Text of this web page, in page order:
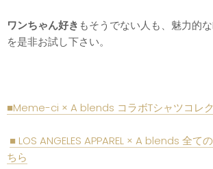
ワンちゃん好き もそうでない人も、魅力的
を是非お試し下さい。
■Meme-ci × A blends コラボTシャツコレ
■ LOS ANGELES APPAREL × A blends 全て
ちら